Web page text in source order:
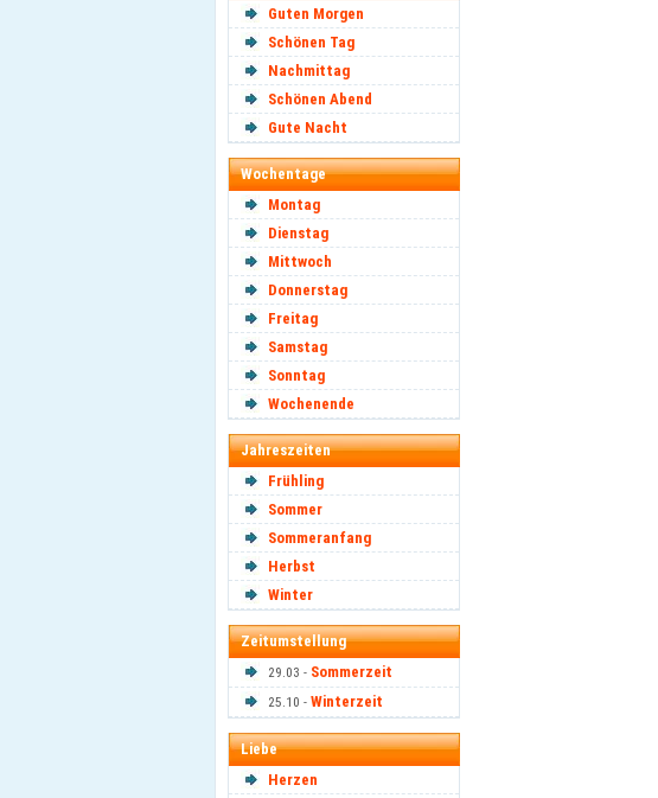
Guten Morgen
Schönen Tag
Nachmittag
Schönen Abend
Gute Nacht
Wochentage
Montag
Dienstag
Mittwoch
Donnerstag
Freitag
Samstag
Sonntag
Wochenende
Jahreszeiten
Frühling
Sommer
Sommeranfang
Herbst
Winter
Zeitumstellung
29.03 - Sommerzeit
25.10 - Winterzeit
Liebe
Herzen